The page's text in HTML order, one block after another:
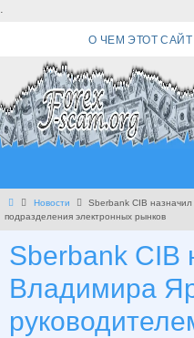
.
О ЧЕМ ЭТОТ САЙТ
Главная
Новости
Sberbank CIB
подразделения электронных рынков
Sberbank CIB
Владимира